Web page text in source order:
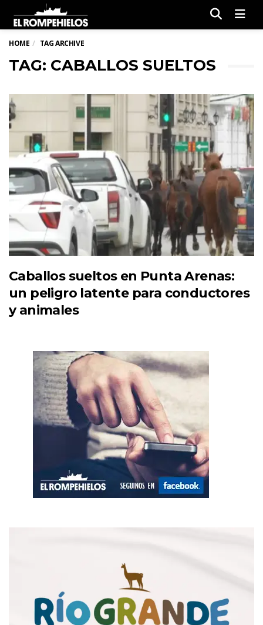
HOME TAG ARCHIVE
TAG: CABALLOS SUELTOS
Caballos sueltos en Punta Arenas:
un peligro latente para conductores
y animales